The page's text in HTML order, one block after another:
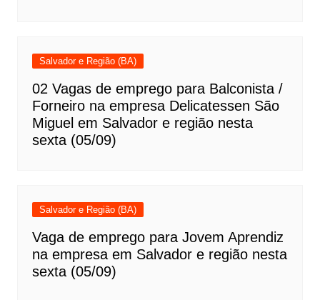
Salvador e Região (BA)
02 Vagas de emprego para Balconista /
Forneiro na empresa Delicatessen São
Miguel em Salvador e região nesta
sexta (05/09)
Salvador e Região (BA)
Vaga de emprego para Jovem Aprendiz
na empresa em Salvador e região nesta
sexta (05/09)